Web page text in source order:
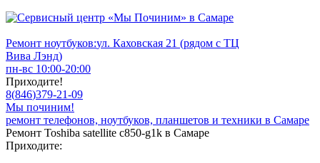
Ремонт ноутбуков:ул. Каховская 21 (рядом с ТЦ
Вива Лэнд)
пн-вс 10:00-20:00
Приходите!
8(846)379-21-09
Мы починим!
ремонт телефонов, ноутбуков, планшетов и техники в Самаре
Ремонт Toshiba satellite c850-g1k в Самаре
Приходите: